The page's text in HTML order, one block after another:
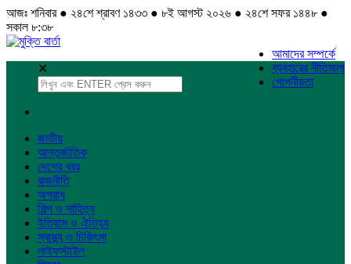
আজঃ শনিবার ● ২৪শে শ্রাবণ ১৪৩৩ ● ৮ই আগস্ট ২০২৬ ● ২৪শে সফর ১৪৪৮ ●
সকাল ৮:৩৮
আমাদের সম্পর্কে
ব্যবহারের নীতিমালা
গোপনীয়তা
✕
জাতীয়
আন্তর্জাতিক
দেশের খবর
রাজনীতি
অপরাধ
শিল্প ও সাহিত্য
ইতিহাস ও ঐতিহ্য
স্বাস্থ্য ও চিকিৎসা
লাইফস্টাইল